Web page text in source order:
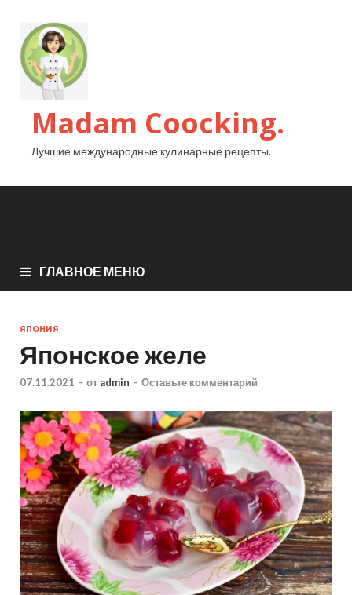
Madam Coocking.
Лучшие международные кулинарные рецепты.
ГЛАВНОЕ МЕНЮ
ЯПОНИЯ
Японское желе
07.11.2021 - от admin - Оставьте комментарий